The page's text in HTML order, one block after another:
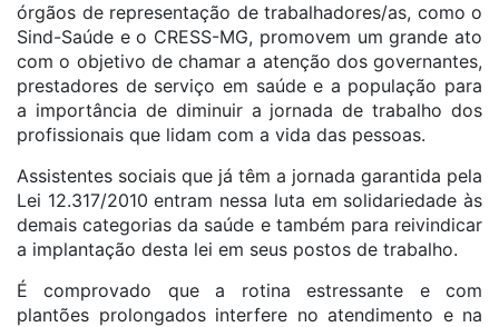
órgãos de representação de trabalhadores/as, como o
Sind-Saúde e o CRESS-MG, promovem um grande ato
com o objetivo de chamar a atenção dos governantes,
prestadores de serviço em saúde e a população para
a importância de diminuir a jornada de trabalho dos
profissionais que lidam com a vida das pessoas.
Assistentes sociais que já têm a jornada garantida pela
Lei 12.317/2010 entram nessa luta em solidariedade às
demais categorias da saúde e também para reivindicar
a implantação desta lei em seus postos de trabalho.
É comprovado que a rotina estressante e com
plantões prolongados interfere no atendimento e na